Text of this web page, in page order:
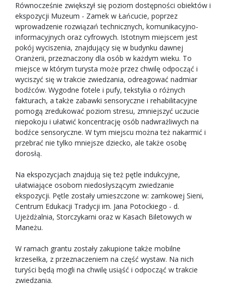
Równocześnie zwiększył się poziom dostępności obiektów i
ekspozycji Muzeum - Zamek w Łańcucie, poprzez
wprowadzenie rozwiązań technicznych, komunikacyjno-
informacyjnych oraz cyfrowych. Istotnym miejscem jest
pokój wyciszenia, znajdujący się w budynku dawnej
Oranżerii, przeznaczony dla osób w każdym wieku. To
miejsce w którym turysta może przez chwilę odpocząć i
wyciszyć się w trakcie zwiedzania, odreagować nadmiar
bodźców. Wygodne fotele i pufy, tekstylia o różnych
fakturach, a także zabawki sensoryczne i rehabilitacyjne
pomogą zredukować poziom stresu, zmniejszyć uczucie
niepokoju i ułatwić koncentrację osób nadwrażliwych na
bodźce sensoryczne. W tym miejscu można też nakarmić i
przebrać nie tylko mniejsze dziecko, ale także osobę
dorosłą.
Na ekspozycjach znajdują się też pętle indukcyjne,
ułatwiające osobom niedosłyszącym zwiedzanie
ekspozycji. Pętle zostały umieszczone w: zamkowej Sieni,
Centrum Edukacji Tradycji im. Jana Potockiego - d.
Ujeżdżalnia, Storczykarni oraz w Kasach Biletowych w
Maneżu.
W ramach grantu zostały zakupione także mobilne
krzesełka, z przeznaczeniem na część wystaw. Na nich
turyści będą mogli na chwilę usiąść i odpocząć w trakcie
zwiedzania.